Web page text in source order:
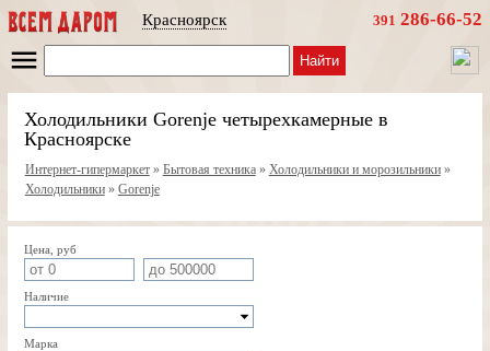
Красноярск 391 286-66-52
Найти
Холодильники Gorenje четырехкамерные в
Красноярске
Интернет-гипермаркет» Бытовая техника» Холодильники и морозильники»
Холодильники» Gorenje
Цена, руб
Наличие
Марка